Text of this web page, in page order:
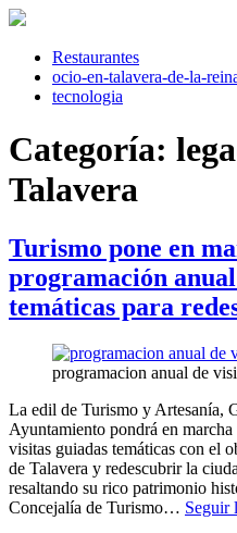
Saltar
contenidoRestaurantes
ocio-en-talavera-de-la-
tecnologia
Categoría:
Talavera
Turismo pone en
programación
temáticas para
programacion anual de
La edil de Turismo y Artesanía,
Ayuntamiento pondrá en
visitas guiadas temáticas con el
de Talavera y redescubrir la
resaltando su rico patrimonio
Concejalía de Turismo… Seguir